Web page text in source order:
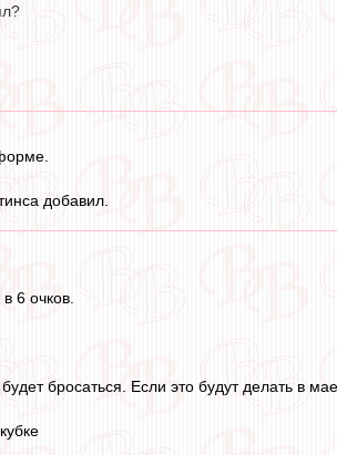
добавил.
6 очков.
бросаться. Если это будут делать в